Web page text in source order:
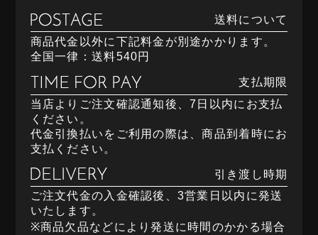
送料について
商品代金以外に下記料金が別途かかります。
全国一律：送料540円
支払期限
当店よりご注文確認通知後、7日以内にお支払
ください。
代金引換払いをご利用の際は、商品到着時にお
支払ください。
引き渡し時期
ご注文代金の入金確認後、3営業日以内に発送
いたします。
※商品欠品などにより発送に時間のかかる場合